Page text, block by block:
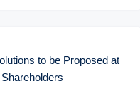
to be Proposed at